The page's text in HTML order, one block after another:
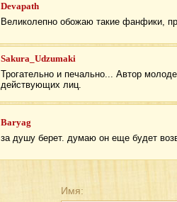
Devapath
Великолепно обожаю такие фанфики,
Sakura_Udzumaki
Трогательно и печально... Автор
действующих лиц.
Baryag
за душу берет. думаю он еще будет
Имя: